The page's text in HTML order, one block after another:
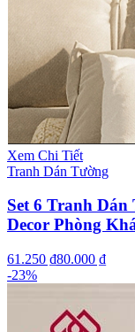
Xem Chi Tiết
Tranh Dán Tường
Set 6 Tranh
Decor Phòng
61.250 ₫80.000 ₫
-23%